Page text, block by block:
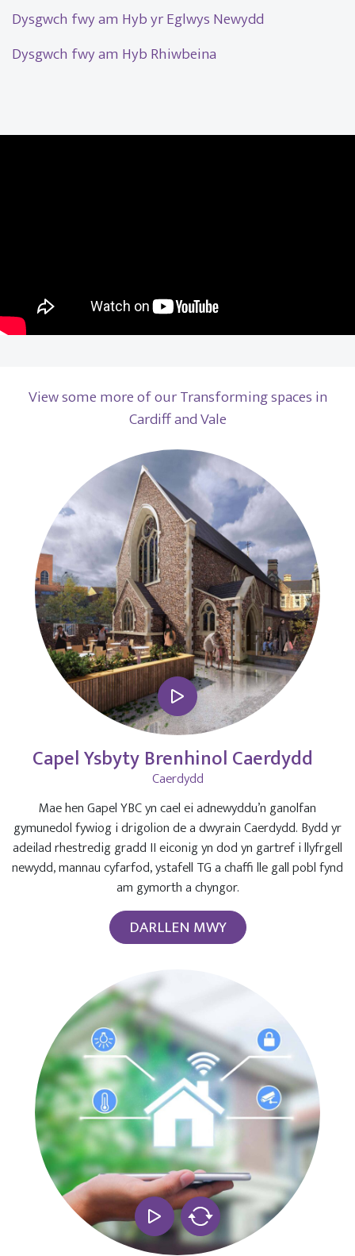
Dysgwch fwy am Hyb yr Eglwys Newydd
Dysgwch fwy am Hyb Rhiwbeina
View some more of our Transforming spaces in
Cardiff and Vale
Capel Ysbyty Brenhinol Caerdydd
Caerdydd
Mae hen Gapel YBC yn cael ei adnewyddu’n ganolfan
gymunedol fywiog i drigolion de a dwyrain Caerdydd. Bydd yr
adeilad rhestredig gradd II eiconig yn dod yn gartref i llyfrgell
newydd, mannau cyfarfod, ystafell TG a chaffi lle gall pobl fynd
am gymorth a chyngor.
DARLLEN MWY